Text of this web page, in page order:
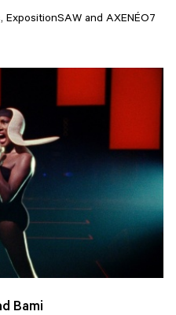
ExpositionSAW and AXENÉO7
Bami